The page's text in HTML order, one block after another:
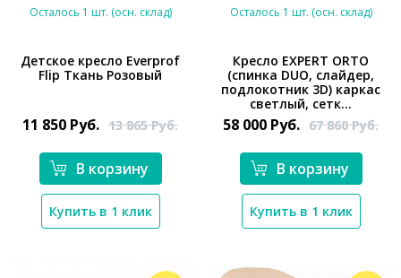
*}
Осталось 1 шт. (осн. склад)
Детское кресло Everprof
Flip Ткань Розовый
11 850 Руб. 13 865Руб.
В корзину
Купить в 1 клик
*}
Осталось 1 шт. (осн. склад)
Кресло EXPERT ORTO
(спинка DUO, слайдер,
подлокотник 3D) каркас
светлый, сетк...
58 000 Руб. 67 860Руб.
В корзину
Купить в 1 клик